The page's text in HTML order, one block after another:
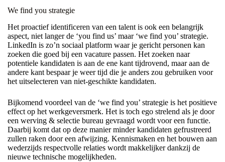
We find you strategie
Het proactief identificeren van een talent is ook een belangrijk
aspect, niet langer de ‘you find us’ maar ‘we find you’ strategie.
LinkedIn is zo’n sociaal platform waar je gericht personen kan
zoeken die goed bij een vacature passen. Het zoeken naar
potentiele kandidaten is aan de ene kant tijdrovend, maar aan de
andere kant bespaar je weer tijd die je anders zou gebruiken voor
het uitselecteren van niet-geschikte kandidaten.
Bijkomend voordeel van de ‘we find you’ strategie is het positieve
effect op het werkgeversmerk. Het is toch ego strelend als je door
een werving & selectie bureau gevraagd wordt voor een functie.
Daarbij komt dat op deze manier minder kandidaten gefrustreerd
zullen raken door een afwijzing. Kennismaken en het bouwen aan
wederzijds respectvolle relaties wordt makkelijker dankzij de
nieuwe technische mogelijkheden.